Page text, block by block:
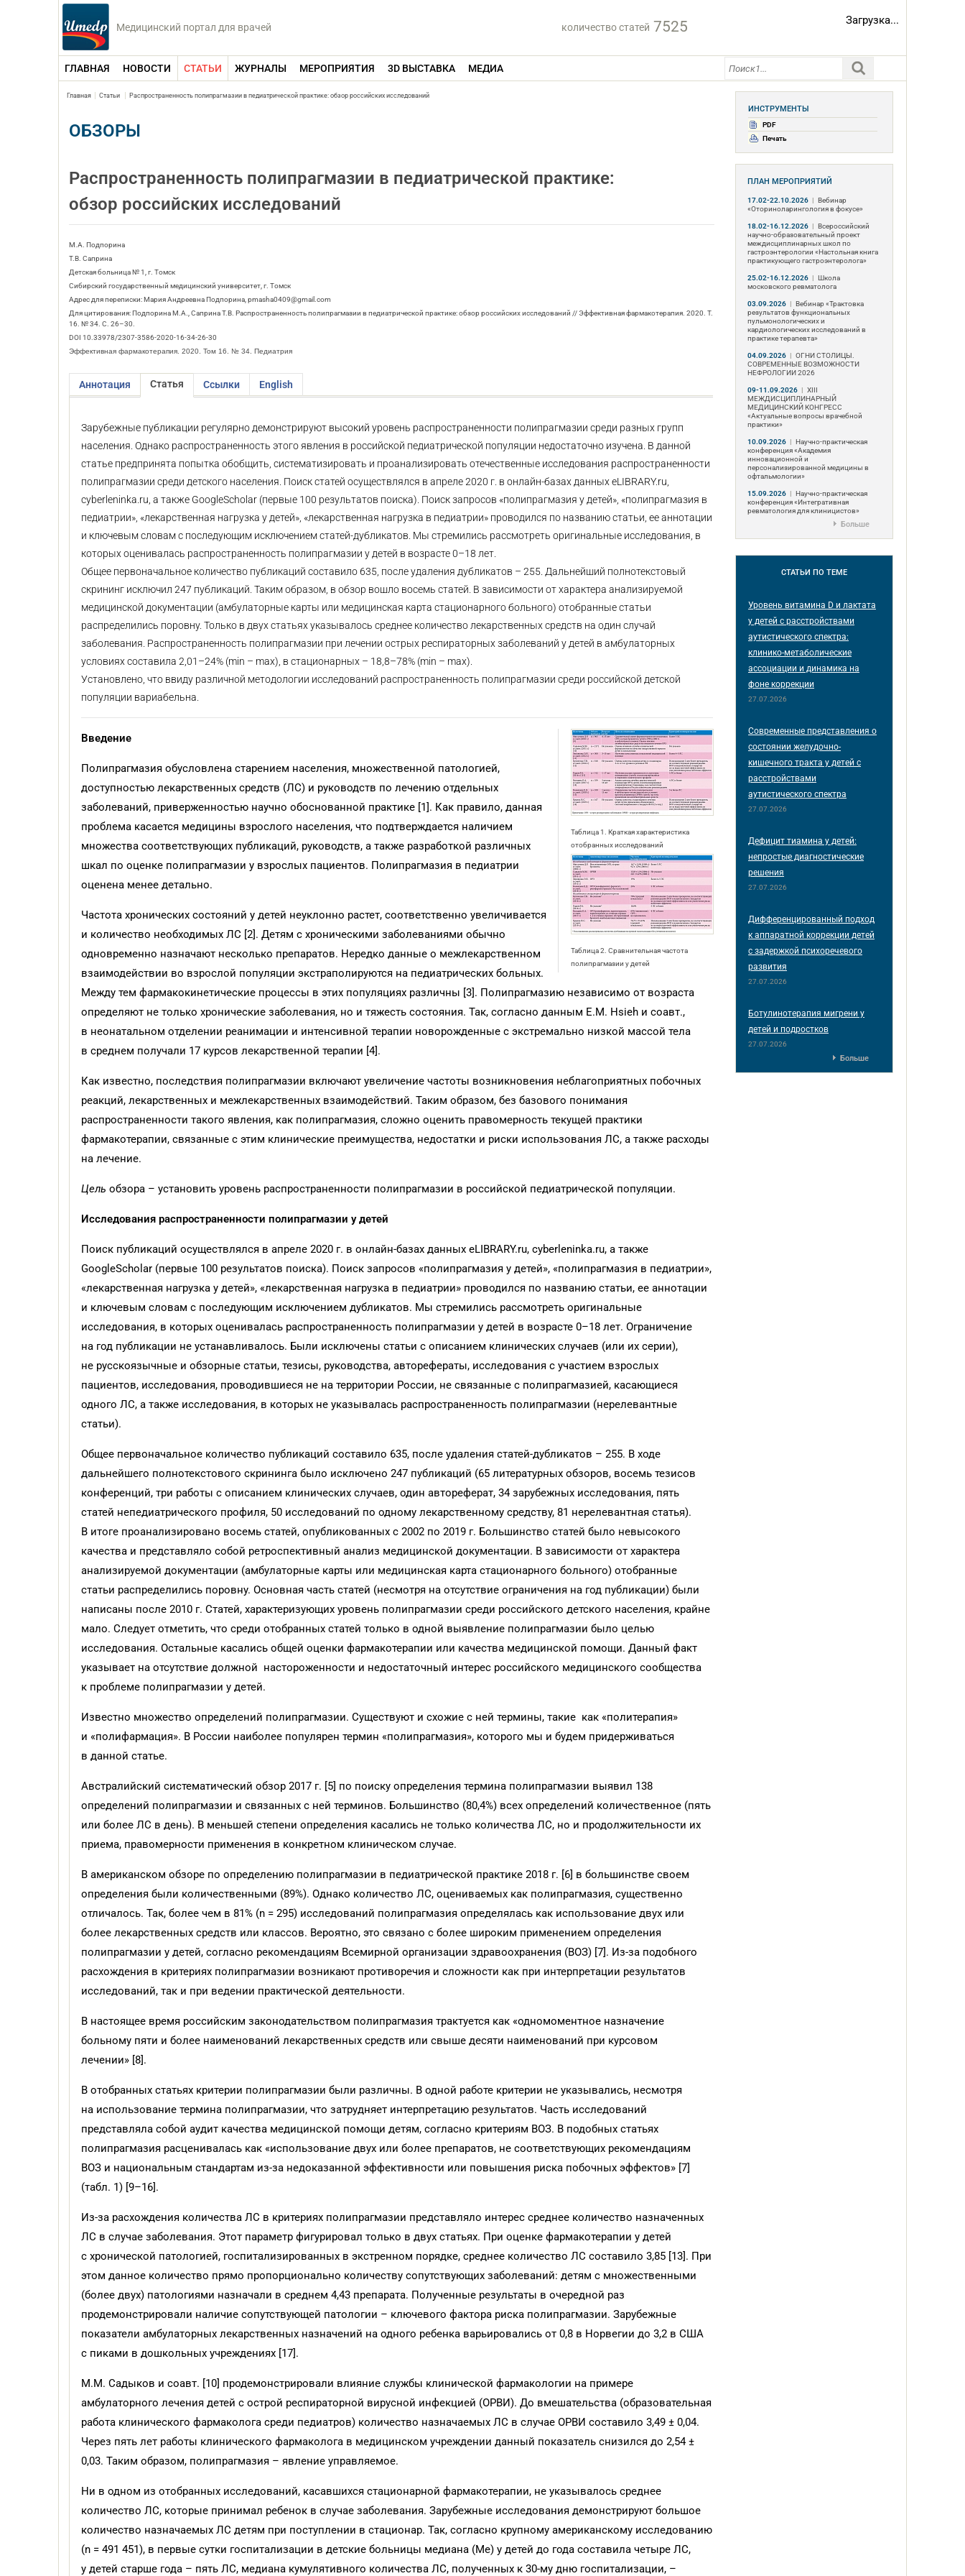
Медицинский портал для врачей количество статей 7525 Загрузка...
ГЛАВНАЯ НОВОСТИ СТАТЬИ ЖУРНАЛЫ МЕРОПРИЯТИЯ 3D ВЫСТАВКА МЕДИА
Главная Статьи Распространенность полипрагмазии в педиатрической практике: обзор российских исследований
ОБЗОРЫ
Распространенность полипрагмазии в педиатрической практике:
обзор российских исследований
М.А. Подпорина
Т.В. Саприна
Детская больница № 1, г. Томск
Сибирский государственный медицинский университет, г. Томск
Адрес для переписки: Мария Андреевна Подпорина, pmasha0409@gmail.com
Для цитирования: Подпорина М.А., Саприна Т.В. Распространенность полипрагмазии в педиатрической практике: обзор российских исследований // Эффективная фармакотерапия. 2020. Т.
16. № 34. С. 26–30.
DOI 10.33978/2307-3586-2020-16-34-26-30
Эффективная фармакотерапия. 2020. Том 16. № 34. Педиатрия
Аннотация Статья Ссылки English
Зарубежные публикации регулярно демонстрируют высокий уровень распространенности полипрагмазии среди разных групп
населения. Однако распространенность этого явления в российской педиатрической популяции недостаточно изучена. В данной
статье предпринята попытка обобщить, систематизировать и проанализировать отечественные исследования распространенности
полипрагмазии среди детского населения. Поиск статей осуществлялся в апреле 2020 г. в онлайн-базах данных eLIBRARY.ru,
cyberleninka.ru, а также GoogleScholar (первые 100 результатов поиска). Поиск запросов «полипрагмазия у детей», «полипрагмазия в
педиатрии», «лекарственная нагрузка у детей», «лекарственная нагрузка в педиатрии» проводился по названию статьи, ее аннотации
и ключевым словам с последующим исключением статей-дубликатов. Мы стремились рассмотреть оригинальные исследования, в
которых оценивалась распространенность полипрагмазии у детей в возрасте 0–18 лет.
Общее первоначальное количество публикаций составило 635, после удаления дубликатов – 255. Дальнейший полнотекстовый
скрининг исключил 247 публикаций. Таким образом, в обзор вошло восемь статей. В зависимости от характера анализируемой
медицинской документации (амбулаторные карты или медицинская карта стационарного больного) отобранные статьи
распределились поровну. Только в двух статьях указывалось среднее количество лекарственных средств на один случай
заболевания. Распространенность полипрагмазии при лечении острых респираторных заболеваний у детей в амбулаторных
условиях составила 2,01–24% (min – max), в стационарных – 18,8–78% (min – max).
Установлено, что ввиду различной методологии исследований распространенность полипрагмазии среди российской детской
популяции вариабельна.
Таблица 1. Краткая характеристика
отобранных исследований
Таблица 2. Сравнительная частота
полипрагмазии у детей
Введение
Полипрагмазия обусловлена старением населения, множественной патологией,
доступностью лекарственных средств (ЛС) и руководств по лечению отдельных
заболеваний, приверженностью научно обоснованной практике [1]. Как правило, данная
проблема касается медицины взрослого населения, что подтверждается наличием
множества соответствующих публикаций, руководств, а также разработкой различных
шкал по оценке полипрагмазии у взрослых пациентов. Полипрагмазия в педиатрии
оценена менее детально.
Частота хронических состояний у детей неуклонно растет, соответственно увеличивается
и количество необходимых ЛС [2]. Детям с хроническими заболеваниями обычно
одновременно назначают несколько препаратов. Нередко данные о межлекарственном
взаимодействии во взрослой популяции экстраполируются на педиатрических больных.
Между тем фармакокинетические процессы в этих популяциях различны [3]. Полипрагмазию независимо от возраста
определяют не только хронические заболевания, но и тяжесть состояния. Так, согласно данным E.M. Hsieh и соавт.,
в неонатальном отделении реанимации и интенсивной терапии новорожденные с экстремально низкой массой тела
в среднем получали 17 курсов лекарственной терапии [4].
Как известно, последствия полипрагмазии включают увеличение частоты возникновения неблагоприятных побочных
реакций, лекарственных и межлекарственных взаимодействий. Таким образом, без базового понимания
распространенности такого явления, как полипрагмазия, сложно оценить правомерность текущей практики
фармакотерапии, связанные с этим клинические преимущества, недостатки и риски использования ЛС, а также расходы
на лечение.
Цель обзора – установить уровень распространенности полипрагмазии в российской педиатрической популяции.
Исследования распространенности полипрагмазии у детей
Поиск публикаций осуществлялся в апреле 2020 г. в онлайн-базах данных eLIBRARY.ru, cyberleninka.ru, а также
GoogleScholar (первые 100 результатов поиска). Поиск запросов «полипрагмазия у детей», «полипрагмазия в педиатрии»,
«лекарственная нагрузка у детей», «лекарственная нагрузка в педиатрии» проводился по названию статьи, ее аннотации
и ключевым словам с последующим исключением дубликатов. Мы стремились рассмотреть оригинальные
исследования, в которых оценивалась распространенность полипрагмазии у детей в возрасте 0–18 лет. Ограничение
на год публикации не устанавливалось. Были исключены статьи с описанием клинических случаев (или их серии),
не русскоязычные и обзорные статьи, тезисы, руководства, авторефераты, исследования с участием взрослых
пациентов, исследования, проводившиеся не на территории России, не связанные с полипрагмазией, касающиеся
одного ЛС, а также исследования, в которых не указывалась распространенность полипрагмазии (нерелевантные
статьи).
Общее первоначальное количество публикаций составило 635, после удаления статей-дубликатов – 255. В ходе
дальнейшего полнотекстового скрининга было исключено 247 публикаций (65 литературных обзоров, восемь тезисов
конференций, три работы с описанием клинических случаев, один автореферат, 34 зарубежных исследования, пять
статей непедиатрического профиля, 50 исследований по одному лекарственному средству, 81 нерелевантная статья).
В итоге проанализировано восемь статей, опубликованных с 2002 по 2019 г. Большинство статей было невысокого
качества и представляло собой ретроспективный анализ медицинской документации. В зависимости от характера
анализируемой документации (амбулаторные карты или медицинская карта стационарного больного) отобранные
статьи распределились поровну. Основная часть статей (несмотря на отсутствие ограничения на год публикации) были
написаны после 2010 г. Статей, характеризующих уровень полипрагмазии среди российского детского населения, крайне
мало. Следует отметить, что среди отобранных статей только в одной выявление полипрагмазии было целью
исследования. Остальные касались общей оценки фармакотерапии или качества медицинской помощи. Данный факт
указывает на отсутствие должной настороженности и недостаточный интерес российского медицинского сообщества
к проблеме полипрагмазии у детей.
Известно множество определений полипрагмазии. Существуют и схожие с ней термины, такие как «политерапия»
и «полифармация». В России наиболее популярен термин «полипрагмазия», которого мы и будем придерживаться
в данной статье.
Австралийский систематический обзор 2017 г. [5] по поиску определения термина полипрагмазии выявил 138
определений полипрагмазии и связанных с ней терминов. Большинство (80,4%) всех определений количественное (пять
или более ЛС в день). В меньшей степени определения касались не только количества ЛС, но и продолжительности их
приема, правомерности применения в конкретном клиническом случае.
В американском обзоре по определению полипрагмазии в педиатрической практике 2018 г. [6] в большинстве своем
определения были количественными (89%). Однако количество ЛС, оцениваемых как полипрагмазия, существенно
отличалось. Так, более чем в 81% (n = 295) исследований полипрагмазия определялась как использование двух или
более лекарственных средств или классов. Вероятно, это связано с более широким применением определения
полипрагмазии у детей, согласно рекомендациям Всемирной организации здравоохранения (ВОЗ) [7]. Из-за подобного
расхождения в критериях полипрагмазии возникают противоречия и сложности как при интерпретации результатов
исследований, так и при ведении практической деятельности.
В настоящее время российским законодательством полипрагмазия трактуется как «одномоментное назначение
больному пяти и более наименований лекарственных средств или свыше десяти наименований при курсовом
лечении» [8].
В отобранных статьях критерии полипрагмазии были различны. В одной работе критерии не указывались, несмотря
на использование термина полипрагмазии, что затрудняет интерпретацию результатов. Часть исследований
представляла собой аудит качества медицинской помощи детям, согласно критериям ВОЗ. В подобных статьях
полипрагмазия расценивалась как «использование двух или более препаратов, не соответствующих рекомендациям
ВОЗ и национальным стандартам из-за недоказанной эффективности или повышения риска побочных эффектов» [7]
(табл. 1) [9–16].
Из-за расхождения количества ЛС в критериях полипрагмазии представляло интерес среднее количество назначенных
ЛС в случае заболевания. Этот параметр фигурировал только в двух статьях. При оценке фармакотерапии у детей
с хронической патологией, госпитализированных в экстренном порядке, среднее количество ЛС составило 3,85 [13]. При
этом данное количество прямо пропорционально количеству сопутствующих заболеваний: детям с множественными
(более двух) патологиями назначали в среднем 4,43 препарата. Полученные результаты в очередной раз
продемонстрировали наличие сопутствующей патологии – ключевого фактора риска полипрагмазии. Зарубежные
показатели амбулаторных лекарственных назначений на одного ребенка варьировались от 0,8 в Норвегии до 3,2 в США
с пиками в дошкольных учреждениях [17].
М.М. Садыков и соавт. [10] продемонстрировали влияние службы клинической фармакологии на примере
амбулаторного лечения детей с острой респираторной вирусной инфекцией (ОРВИ). До вмешательства (образовательная
работа клинического фармаколога среди педиатров) количество назначаемых ЛС в случае ОРВИ составило 3,49 ± 0,04.
Через пять лет работы клинического фармаколога в медицинском учреждении данный показатель снизился до 2,54 ±
0,03. Таким образом, полипрагмазия – явление управляемое.
Ни в одном из отобранных исследований, касавшихся стационарной фармакотерапии, не указывалось среднее
количество ЛС, которые принимал ребенок в случае заболевания. Зарубежные исследования демонстрируют большое
количество назначаемых ЛС детям при поступлении в стационар. Так, согласно крупному американскому исследованию
(n = 491 451), в первые сутки госпитализации в детские больницы медиана (Ме) у детей до года составила четыре ЛС,
у детей старше года – пять ЛС, медиана кумулятивного количества ЛС, полученных к 30-му дню госпитализации, –
ИНСТРУМЕНТЫ
PDF
Печать
ПЛАН МЕРОПРИЯТИЙ
17.02-22.10.2026 | Вебинар
«Оториноларингология в фокусе»
18.02-16.12.2026 | Всероссийский
научно-образовательный проект
междисциплинарных школ по
гастроэнтерологии «Настольная книга
практикующего гастроэнтеролога»
25.02-16.12.2026 | Школа
московского ревматолога
03.09.2026 | Вебинар «Трактовка
результатов функциональных
пульмонологических и
кардиологических исследований в
практике терапевта»
04.09.2026 | ОГНИ СТОЛИЦЫ.
СОВРЕМЕННЫЕ ВОЗМОЖНОСТИ
НЕФРОЛОГИИ 2026
09-11.09.2026 | ХIII
МЕЖДИСЦИПЛИНАРНЫЙ
МЕДИЦИНСКИЙ КОНГРЕСС
«Актуальные вопросы врачебной
практики»
10.09.2026 | Научно-практическая
конференция «Академия
инновационной и
персонализированной медицины в
офтальмологии»
15.09.2026 | Научно-практическая
конференция «Интегративная
ревматология для клиницистов»
Больше
СТАТЬИ ПО ТЕМЕ
Уровень витамина D и лактата
у детей с расстройствами
аутистического спектра:
клинико-метаболические
ассоциации и динамика на
фоне коррекции
27.07.2026
Современные представления о
состоянии желудочно-
кишечного тракта у детей с
расстройствами
аутистического спектра
27.07.2026
Дефицит тиамина у детей:
непростые диагностические
решения
27.07.2026
Дифференцированный подход
к аппаратной коррекции детей
с задержкой психоречевого
развития
27.07.2026
Ботулинотерапия мигрени у
детей и подростков
27.07.2026
Больше